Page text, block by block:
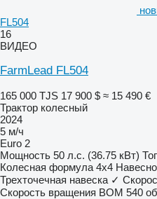
FL504
16
ВИДЕО
FarmLead FL504
165 000 TJS 17 900 $ ≈ 15 490 €
Трактор колесный
2024
5 м/ч
Euro 2
Мощность 50 л.с. (36.75 кВт)
Колесная формула 4x4
Трехточечная навеска ✓
Скорость вращения ВОМ 540